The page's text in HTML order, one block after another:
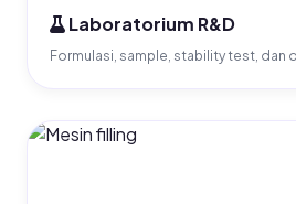
Laboratorium R&D
Formulasi, sample, stability test, dan